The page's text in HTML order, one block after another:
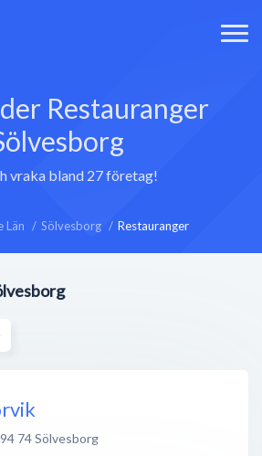
Restauranger
vraka bland 27 företag!
Län Sölvesborg Restauranger
74Sölvesborg